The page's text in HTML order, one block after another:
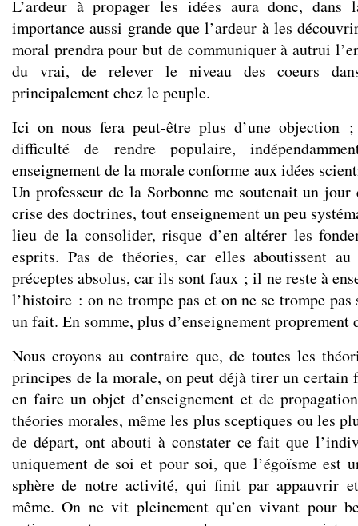
L’ardeur à propager les idées aura donc, dans
importance aussi grande que l’ardeur à les
moral prendra pour but de communiquer à autrui
du vrai, de relever le niveau des coeurs
principalement chez le peuple.
Ici on nous fera peut-être plus d’une objection
difficulté de rendre populaire,
enseignement de la morale conforme aux idées
Un professeur de la Sorbonne me soutenait un jour
crise des doctrines, tout enseignement un peu
lieu de la consolider, risque d’en altérer les
esprits. Pas de théories, car elles aboutissent
préceptes absolus, car ils sont faux ; il ne reste à
l’histoire : on ne trompe pas et on ne se trompe
un fait. En somme, plus d’enseignement
Nous croyons au contraire que, de toutes les
principes de la morale, on peut déjà tirer un certain
en faire un objet d’enseignement et de
théories morales, même les plus sceptiques ou les
de départ, ont abouti à constater ce fait que
uniquement de soi et pour soi, que l’égoïsme est
sphère de notre activité, qui finit par appauvrir
même. On ne vit pleinement qu’en vivant pour